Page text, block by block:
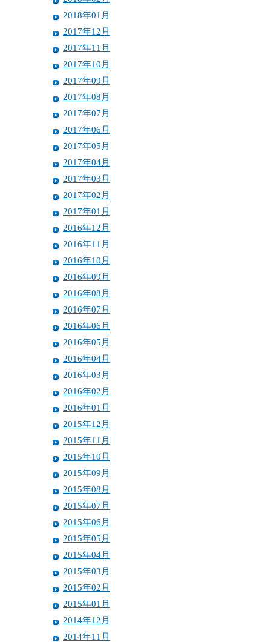
2018年01月
2017年12月
2017年11月
2017年10月
2017年09月
2017年08月
2017年07月
2017年06月
2017年05月
2017年04月
2017年03月
2017年02月
2017年01月
2016年12月
2016年11月
2016年10月
2016年09月
2016年08月
2016年07月
2016年06月
2016年05月
2016年04月
2016年03月
2016年02月
2016年01月
2015年12月
2015年11月
2015年10月
2015年09月
2015年08月
2015年07月
2015年06月
2015年05月
2015年04月
2015年03月
2015年02月
2015年01月
2014年12月
2014年11月